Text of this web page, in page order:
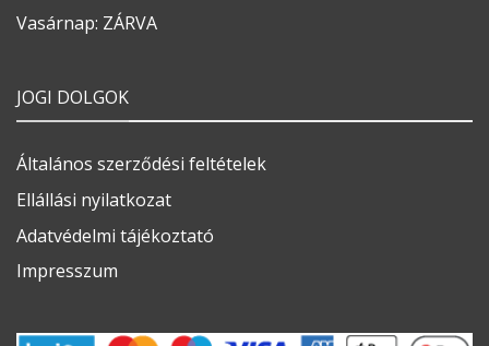
Vasárnap: ZÁRVA
JOGI DOLGOK
Általános szerződési feltételek
Ellállási nyilatkozat
Adatvédelmi tájékoztató
Impresszum